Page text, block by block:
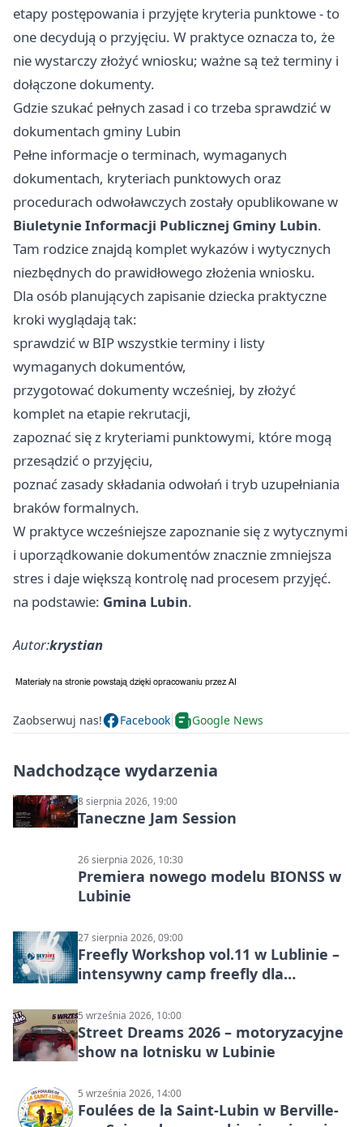
etapy postępowania i przyjęte kryteria punktowe - to
one decydują o przyjęciu. W praktyce oznacza to, że
nie wystarczy złożyć wniosku; ważne są też terminy i
dołączone dokumenty.
Gdzie szukać pełnych zasad i co trzeba sprawdzić w
dokumentach gminy Lubin
Pełne informacje o terminach, wymaganych
dokumentach, kryteriach punktowych oraz
procedurach odwoławczych zostały opublikowane w
Biuletynie Informacji Publicznej Gminy Lubin.
Tam rodzice znajdą komplet wykazów i wytycznych
niezbędnych do prawidłowego złożenia wniosku.
Dla osób planujących zapisanie dziecka praktyczne
kroki wyglądają tak:
sprawdzić w BIP wszystkie terminy i listy
wymaganych dokumentów,
przygotować dokumenty wcześniej, by złożyć
komplet na etapie rekrutacji,
zapoznać się z kryteriami punktowymi, które mogą
przesądzić o przyjęciu,
poznać zasady składania odwołań i tryb uzupełniania
braków formalnych.
W praktyce wcześniejsze zapoznanie się z wytycznymi
i uporządkowanie dokumentów znacznie zmniejsza
stres i daje większą kontrolę nad procesem przyjęć.
na podstawie: Gmina Lubin.
Autor:krystian
Zaobserwuj nas! Facebook Google News
Nadchodzące wydarzenia
8 sierpnia 2026, 19:00
Taneczne Jam Session
26 sierpnia 2026, 10:30
Premiera nowego modelu BIONSS w
Lubinie
27 sierpnia 2026, 09:00
Freefly Workshop vol.11 w Lublinie –
intensywny camp freefly dla
5 września 2026, 10:00
Street Dreams 2026 – motoryzacyjne
show na lotnisku w Lubinie
5 września 2026, 14:00
Foulées de la Saint-Lubin w Berville-